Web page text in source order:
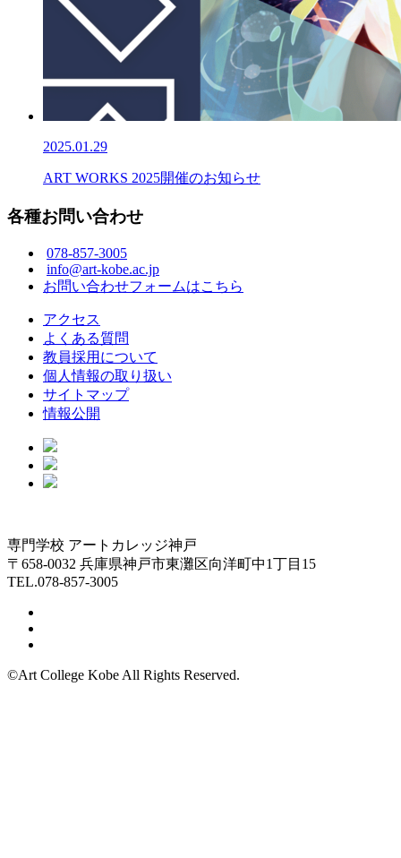
2025.01.29
ART WORKS 2025開催のお知らせ
各種お問い合わせ
078-857-3005
info@art-kobe.ac.jp
お問い合わせフォームはこちら
アクセス
よくある質問
教員採用について
個人情報の取り扱い
サイトマップ
情報公開
専門学校 アートカレッジ神戸
〒658-0032 兵庫県神戸市東灘区向洋町中1丁目15
TEL.078-857-3005
©Art College Kobe All Rights Reserved.